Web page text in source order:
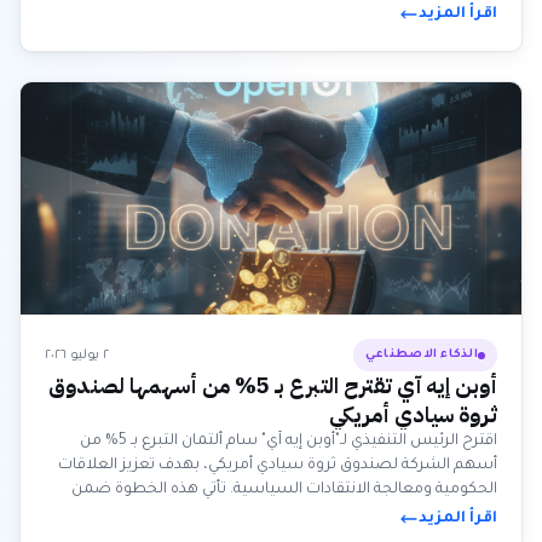
أنثروبيك الجاد بتسخير الذكاء الاصطناعي لرفاهية البشرية على المدى
اقرأ المزيد
الذكاء الاصطناعي ٢ يوليو ٢٠٢٦
أوبن إيه آي تقترح التبرع بـ 5% من أسهمها لصندوق
ثروة سيادي أمريكي
اقترح الرئيس التنفيذي لـ"أوبن إيه آي" سام ألتمان التبرع بـ 5% من
أسهم الشركة لصندوق ثروة سيادي أمريكي، بهدف تعزيز العلاقات
الحكومية ومعالجة الانتقادات السياسية. تأتي هذه الخطوة ضمن
نقاش أوسع حول إضفاء الطابع الديمقراطي على الفوائد الاقتصادية
اقرأ المزيد